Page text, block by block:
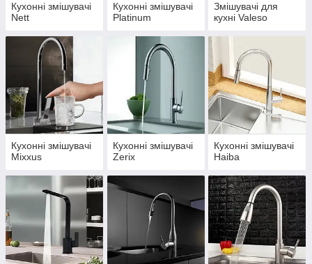
Виливи: фіксовані, поворотні, висувні та гнучкі для
максимальної зручності.
Матеріали: нержавіюча сталь, латунь, гранітне
покриття.
Дизайн та колір: від класичного хрому та PVD
обробки до сучасних матових відтінків – чорного,
білого, графітового та інших.
Функції: економія води, сенсорне управління,
аератор, підключення до фільтра, нагрівання води,
перемикання режимів потоку.
Чому вибирають нас:
Швидка доставка по всій Україні.
Зручні для Вас варіанти оплати.
Гарантія від виробника та висока якість.
Професійні консультації перед покупкою.
Вибираючи змішувач для кухні на emoyki.com, ви отримуєте
Кухонні змішувачі
Nett
Кухонні змішувачі
Platinum
Змішувачі для
кухні Valeso
Кухонні змішувачі
Mixxus
Кухонні змішувачі
Zerix
Кухонні змішувачі
Haiba